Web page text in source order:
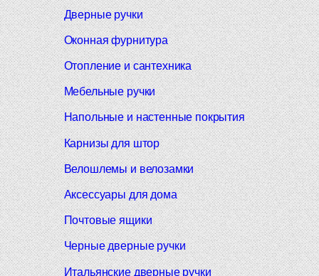
Дверные ручки
Оконная фурнитура
Отопление и сантехника
Мебельные ручки
Напольные и настенные покрытия
Карнизы для штор
Велошлемы и велозамки
Аксессуары для дома
Почтовые ящики
Черные дверные ручки
Итальянские дверные ручки